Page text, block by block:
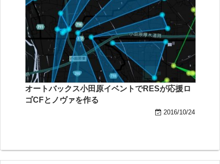
オートバックス小田原イベントでRESが応援ロ
ゴCFとノヴァを作る
2016/10/24